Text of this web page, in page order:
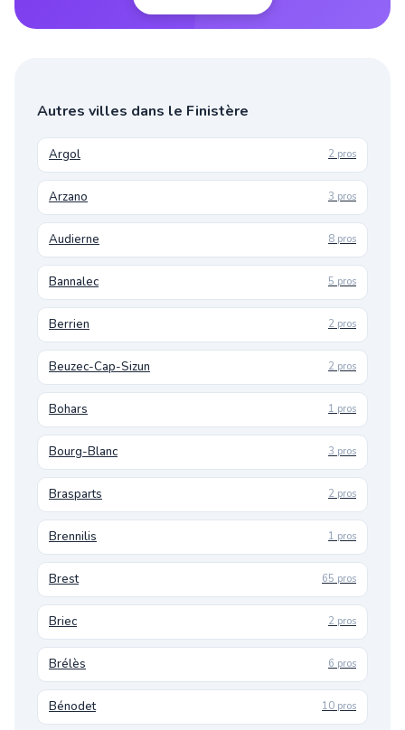
Autres villes dans le Finistère
Argol 2 pros
Arzano 3 pros
Audierne 8 pros
Bannalec 5 pros
Berrien 2 pros
Beuzec-Cap-Sizun 2 pros
Bohars 1 pros
Bourg-Blanc 3 pros
Brasparts 2 pros
Brennilis 1 pros
Brest 65 pros
Briec 2 pros
Brélès 6 pros
Bénodet 10 pros